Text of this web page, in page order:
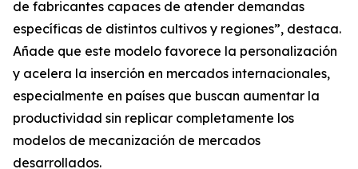
de fabricantes capaces de atender demandas
específicas de distintos cultivos y regiones”, destaca.
Añade que este modelo favorece la personalización
y acelera la inserción en mercados internacionales,
especialmente en países que buscan aumentar la
productividad sin replicar completamente los
modelos de mecanización de mercados
desarrollados.